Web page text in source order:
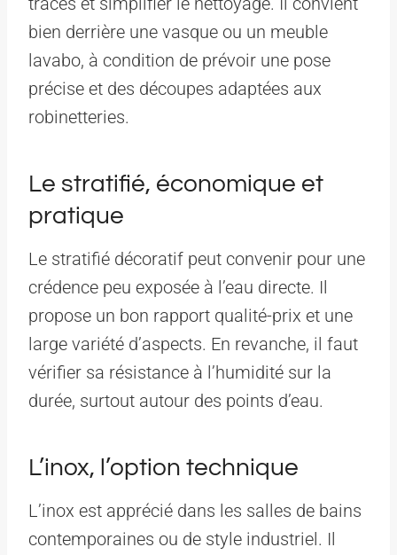
bien derrière une vasque ou un meuble
lavabo, à condition de prévoir une pose
précise et des découpes adaptées aux
robinetteries.
Le stratifié, économique et
pratique
Le stratifié décoratif peut convenir pour une
crédence peu exposée à l’eau directe. Il
propose un bon rapport qualité-prix et une
large variété d’aspects. En revanche, il faut
vérifier sa résistance à l’humidité sur la
durée, surtout autour des points d’eau.
L’inox, l’option technique
L’inox est apprécié dans les salles de bains
contemporaines ou de style industriel. Il